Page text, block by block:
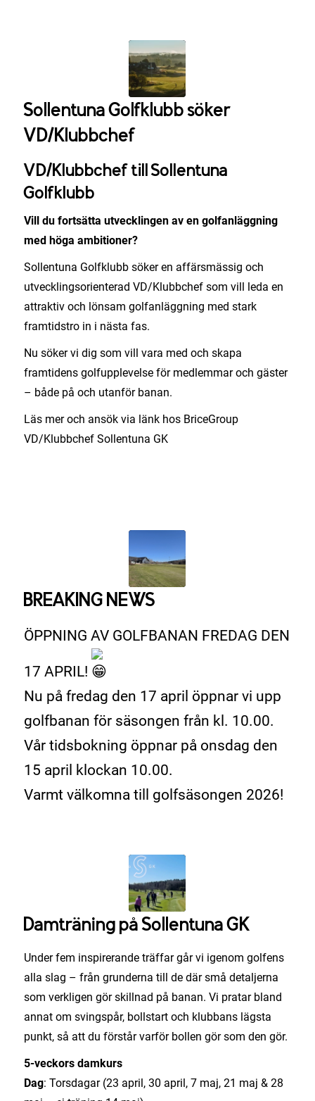
Sollentuna Golfklubb söker
VD/Klubbchef
VD/Klubbchef till Sollentuna
Golfklubb
Vill du fortsätta utvecklingen av en golfanläggning
med höga ambitioner?
Sollentuna Golfklubb söker en affärsmässig och
utvecklingsorienterad VD/Klubbchef som vill leda en
attraktiv och lönsam golfanläggning med stark
framtidstro in i nästa fas.
Nu söker vi dig som vill vara med och skapa
framtidens golfupplevelse för medlemmar och gäster
– både på och utanför banan.
Läs mer och ansök via länk hos BriceGroup
VD/Klubbchef Sollentuna GK
BREAKING NEWS
ÖPPNING AV GOLFBANAN FREDAG DEN
17 APRIL!
Nu på fredag den 17 april öppnar vi upp
golfbanan för säsongen från kl. 10.00.
Vår tidsbokning öppnar på onsdag den
15 april klockan 10.00.
Varmt välkomna till golfsäsongen 2026!
Damträning på Sollentuna GK
Under fem inspirerande träffar går vi igenom golfens
alla slag – från grunderna till de där små detaljerna
som verkligen gör skillnad på banan. Vi pratar bland
annat om svingspår, bollstart och klubbans lägsta
punkt, så att du förstår varför bollen gör som den gör.
5-veckors damkurs
Dag: Torsdagar (23 april, 30 april, 7 maj, 21 maj & 28